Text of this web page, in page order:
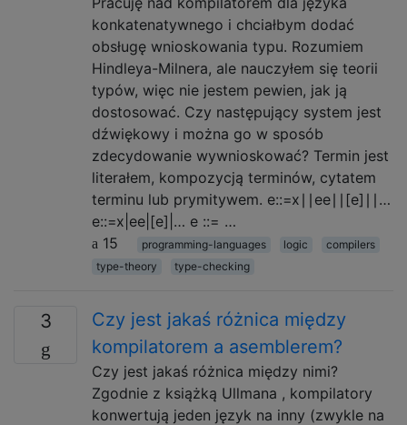
konkatenatywnego i chciałbym dodać
obsługę wnioskowania typu. Rozumiem
Hindleya-Milnera, ale nauczyłem się teorii
typów, więc nie jestem pewien, jak ją
dostosować. Czy następujący system jest
dźwiękowy i można go w sposób
zdecydowanie wywnioskować? Termin jest
literałem, kompozycją terminów, cytatem
terminu lub prymitywem. e::=x∣∣ee∣∣[e]∣∣…
e::=x|ee|[e]|… e ::= …
15
programming-languages logic
compilers
type-theory
type-checking
3
Czy jest jakaś różnica między
kompilatorem a asemblerem?
Czy jest jakaś różnica między nimi?
Zgodnie z książką Ullmana , kompilatory
konwertują jeden język na inny (zwykle na